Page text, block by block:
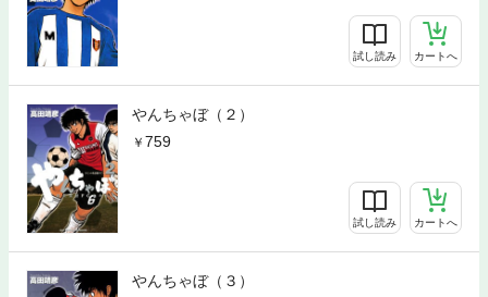
試し読み カートへ
やんちゃぼ（２）
759
試し読み カートへ
やんちゃぼ（３）